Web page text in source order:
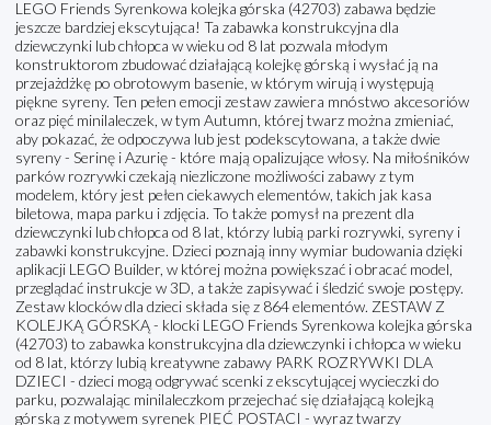
LEGO Friends Syrenkowa kolejka górska (42703) zabawa będzie
jeszcze bardziej ekscytująca! Ta zabawka konstrukcyjna dla
dziewczynki lub chłopca w wieku od 8 lat pozwala młodym
konstruktorom zbudować działającą kolejkę górską i wysłać ją na
przejażdżkę po obrotowym basenie, w którym wirują i występują
piękne syreny. Ten pełen emocji zestaw zawiera mnóstwo akcesoriów
oraz pięć minilaleczek, w tym Autumn, której twarz można zmieniać,
aby pokazać, że odpoczywa lub jest podekscytowana, a także dwie
syreny - Serinę i Azurię - które mają opalizujące włosy. Na miłośników
parków rozrywki czekają niezliczone możliwości zabawy z tym
modelem, który jest pełen ciekawych elementów, takich jak kasa
biletowa, mapa parku i zdjęcia. To także pomysł na prezent dla
dziewczynki lub chłopca od 8 lat, którzy lubią parki rozrywki, syreny i
zabawki konstrukcyjne. Dzieci poznają inny wymiar budowania dzięki
aplikacji LEGO Builder, w której można powiększać i obracać model,
przeglądać instrukcje w 3D, a także zapisywać i śledzić swoje postępy.
Zestaw klocków dla dzieci składa się z 864 elementów. ZESTAW Z
KOLEJKĄ GÓRSKĄ - klocki LEGO Friends Syrenkowa kolejka górska
(42703) to zabawka konstrukcyjna dla dziewczynki i chłopca w wieku
od 8 lat, którzy lubią kreatywne zabawy PARK ROZRYWKI DLA
DZIECI - dzieci mogą odgrywać scenki z ekscytującej wycieczki do
parku, pozwalając minilaleczkom przejechać się działającą kolejką
górską z motywem syrenek PIĘĆ POSTACI - wyraz twarzy